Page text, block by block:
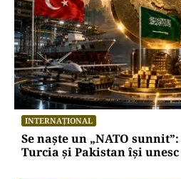
INTERNAȚIONAL
Se naște un „NATO
Turcia și Pakistan își